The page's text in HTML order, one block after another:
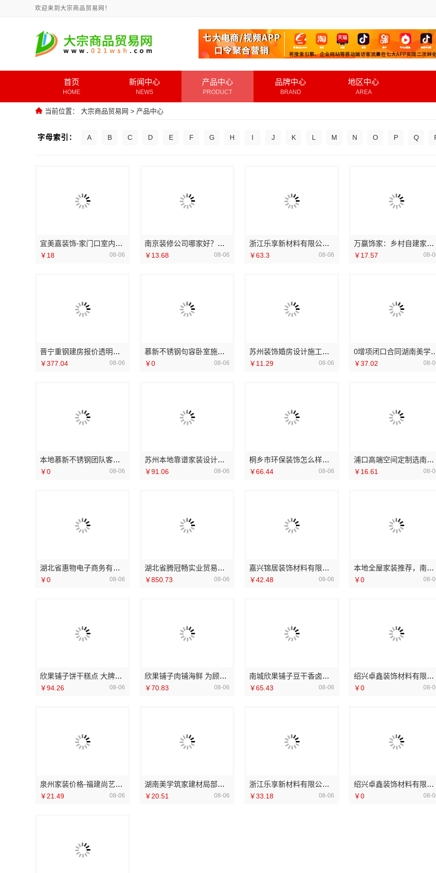
欢迎来到大宗商品贸易网！
首页
HOME
新闻中心
NEWS
产品中心
PRODUCT
品牌中心
BRAND
地区中心
AREA
当前位置： 大宗商品贸易网 > 产品中心
字母索引： A B C D E F G H I J K L M N O P Q
宜美嘉装饰-家门口室内装修免费量房
￥18 08-06
南京装修公司哪家好？南京市创亿讯更省心
￥13.68 08-06
浙江乐享新材料有限公司新房装修报价
￥63.3 08-06
万赢饰家：乡村自建家装施工门窗焕新，安全耐用有保障
￥17.57 08-
晋宁重钢建房报价透明，云南晟构建筑建材有限公司为您详解
￥377.04 08-06
慕新不锈钢句容卧室施工流程，定制服务详解
￥0 08-06
苏州装饰婚房设计施工一体化，苏州兔哥哥智装新材料有限公司
￥11.29 08-06
0增项闭口合同湖南美学
￥37.02 08-
本地慕新不锈钢团队客厅施工全流程
￥0 08-06
苏州本地靠谱家装设计公司拎包入住，苏州百年豪庭新材料有限公司
￥91.06 08-06
桐乡市环保装饰怎么样，嘉兴锦居装饰材料有限公司环保材料品质
￥66.44 08-06
浦口高端空间定制选南京市创亿讯，环保可靠
￥16.61 08-
湖北省惠物电子商务有限公司最新生鲜食品网站价格
￥0 08-06
湖北省腾冠畅实业贸易有限公司采购流程
￥850.73 08-06
嘉兴锦居装饰材料有限公司毛坯房装修费用
￥42.48 08-06
本地全屋家装推荐，南通宏域全宅装饰建材有限公司一站式服务
￥0 08-
欣果铺子饼干糕点 大牌品质后顾无忧
￥94.26 08-06
欣果铺子肉铺海鲜 为顾客提供一系列解决方案
￥70.83 08-06
南城欣果铺子豆干香卤全国包邮货到付款
￥65.43 08-06
绍兴卓鑫装饰材料有限公司个性化家装定制环保优质材料
￥0 08-
泉州家装价格-福建尚艺空间新材料科技有限公司
￥21.49 08-06
湖南美学筑家建材局部改造，闭口合同拒绝增项
￥20.51 08-06
浙江乐享新材料有限公司-浙江本地家装定制设计大概报价
￥33.18 08-06
绍兴卓鑫装饰材料有限公司上虞区精细化全包保障
￥0 08-